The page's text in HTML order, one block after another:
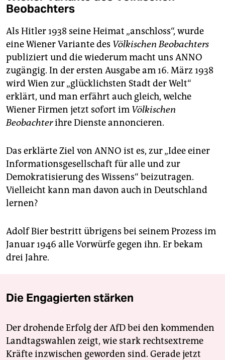
Beobachters
Als Hitler 1938 seine Heimat „anschloss“, wurde
eine Wiener Variante des Völkischen Beobachters
publiziert und die wiederum macht uns ANNO
zugängig. In der ersten Ausgabe am 16. März 1938
wird Wien zur „glücklichsten Stadt der Welt“
erklärt, und man erfährt auch gleich, welche
Wiener Firmen jetzt sofort im Völkischen
Beobachterihre Dienste annoncieren.
Das erklärte Ziel von ANNO ist es, zur „Idee einer
Informationsgesellschaft für alle und zur
Demokratisierung des Wissens“ beizutragen.
Vielleicht kann man davon auch in Deutschland
lernen?
Adolf Bier bestritt übrigens bei seinem Prozess im
Januar 1946 alle Vorwürfe gegen ihn. Er bekam
drei Jahre.
Die Engagierten stärken
Der drohende Erfolg der AfD bei den kommenden
Landtagswahlen zeigt, wie stark rechtsextreme
Kräfte inzwischen geworden sind. Gerade jetzt